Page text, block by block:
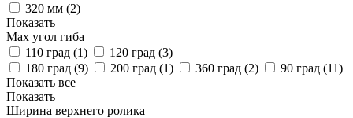
320 мм (2)
Показать
Мах угол гиба
110 град (1) 120 град (3)
180 град (9) 200 град (1) 360 град (2) 90 град (11)
Показать все
Показать
Ширина верхнего ролика